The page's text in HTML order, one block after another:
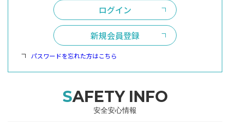
ログイン
新規会員登録
パスワードを忘れた方はこちら
SAFETY INFO
安全安心情報